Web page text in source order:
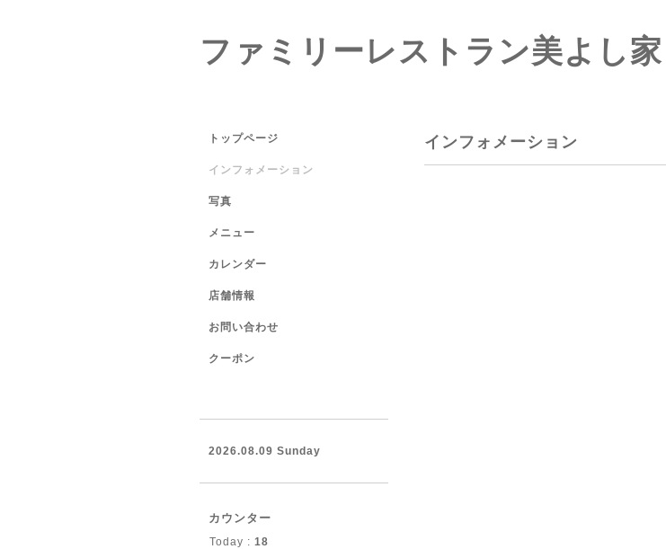
ファミリーレストラン美よし家
インフォメーション
トップページ
インフォメーション
写真
メニュー
カレンダー
店舗情報
お問い合わせ
クーポン
2026.08.09 Sunday
カウンター
Today : 18